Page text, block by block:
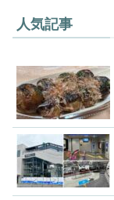
人気記事